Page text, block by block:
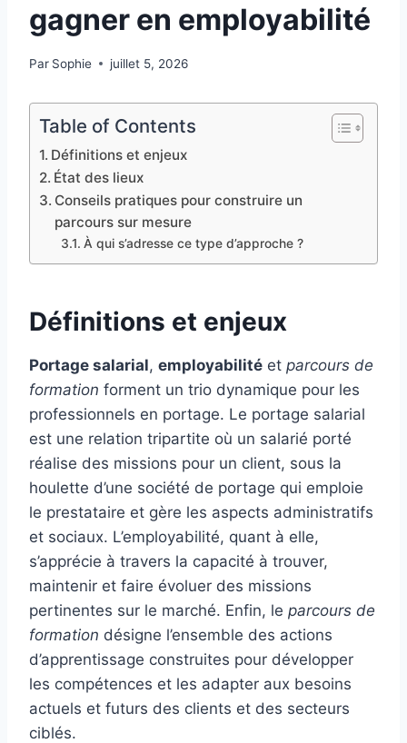
gagner en employabilité
Par Sophie juillet 5, 2026
Table of Contents
Définitions et enjeux
État des lieux
Conseils pratiques pour construire un
parcours sur mesure
À qui s’adresse ce type d’approche ?
Définitions et enjeux
Portage salarial, employabilité et parcours de
formation forment un trio dynamique pour les
professionnels en portage. Le portage salarial
est une relation tripartite où un salarié porté
réalise des missions pour un client, sous la
houlette d’une société de portage qui emploie
le prestataire et gère les aspects administratifs
et sociaux. L’employabilité, quant à elle,
s’apprécie à travers la capacité à trouver,
maintenir et faire évoluer des missions
pertinentes sur le marché. Enfin, le parcours de
formation désigne l’ensemble des actions
d’apprentissage construites pour développer
les compétences et les adapter aux besoins
actuels et futurs des clients et des secteurs
ciblés.